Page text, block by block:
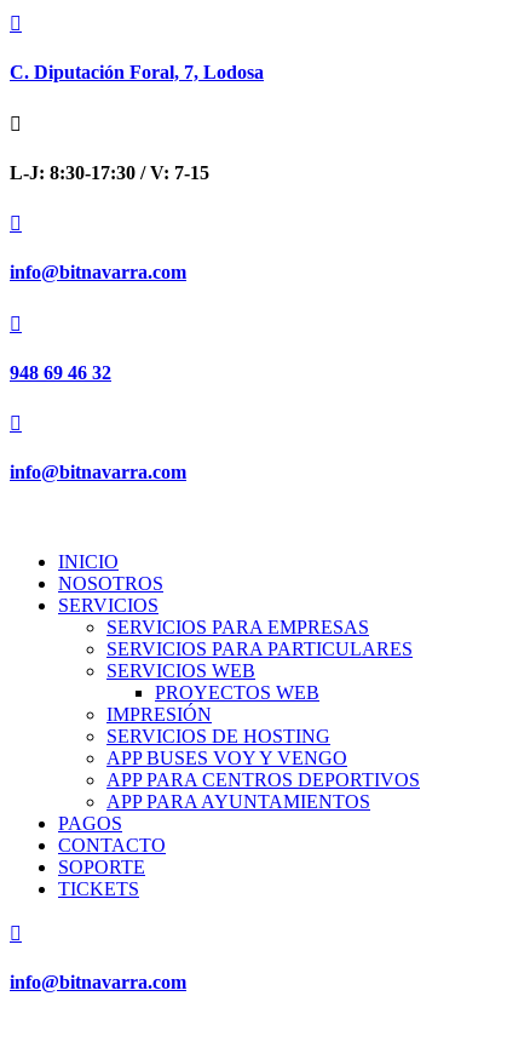

C. Diputación Foral, 7, Lodosa

L-J: 8:30-17:30 / V: 7-15

info@bitnavarra.com

948 69 46 32

info@bitnavarra.com
INICIO
NOSOTROS
SERVICIOS
SERVICIOS PARA EMPRESAS
SERVICIOS PARA PARTICULARES
SERVICIOS WEB
PROYECTOS WEB
IMPRESIÓN
SERVICIOS DE HOSTING
APP BUSES VOY Y VENGO
APP PARA CENTROS DEPORTIVOS
APP PARA AYUNTAMIENTOS
PAGOS
CONTACTO
SOPORTE
TICKETS

info@bitnavarra.com